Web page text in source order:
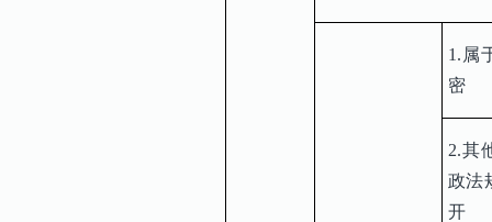
1.属
密
2.其
政法
开